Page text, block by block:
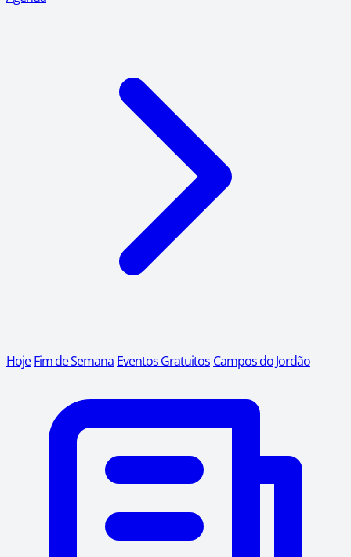
Hoje Fim de Semana Eventos Gratuitos Campos do Jordão